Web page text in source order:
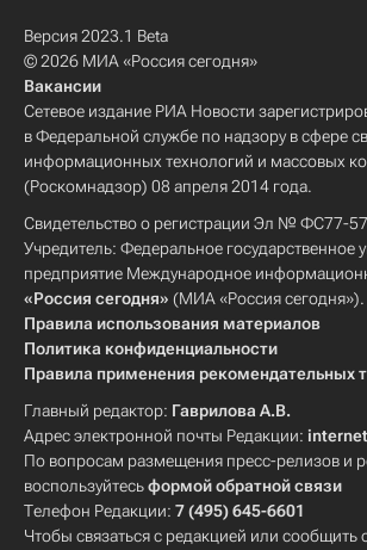
Версия 2023.1 Beta
© 2026 МИА «Россия сегодня»
Вакансии
Сетевое издание РИА Новости
в Федеральной службе по надзору в сфере
информационных технологий и массовых
(Роскомнадзор) 08 апреля 2014 года.
Свидетельство о регистрации Эл № ФС77-
Учредитель: Федеральное государственное
предприятие Международное
«Россия сегодня» (МИА «Россия сегодня»).
Правила использования материалов
Политика конфиденциальности
Правила применения рекомендательных
Главный редактор: Гаврилова А.В.
Адрес электронной почты Редакции:
По вопросам размещения пресс-релизов и
воспользуйтесьформой обратной связи
Телефон Редакции: 7 (495) 645-6601
Чтобы связаться с редакцией или сообщить